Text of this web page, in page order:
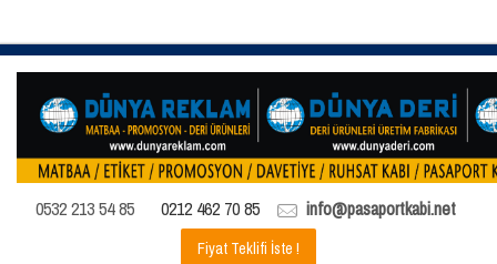
0532 213 54 85 0212 462 70 85 info@pasaportkabi.net
Fiyat Teklifi İste !